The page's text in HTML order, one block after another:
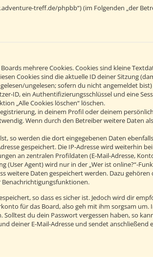
treff.de/phpbb“) (im Folgenden „der
mehrere Cookies. Cookies sind kleine
Cookies sind die aktuelle ID deiner Sitzung
ungelesen; sofern du nicht angemeldet
ID, ein Authentifizierungsschlüssel und eine
„Alle Cookies löschen“ löschen.
in deinem Profil oder deinem
Wenn durch den Betreiber weitere Daten
so werden die dort eingegebenen Daten
gespeichert. Die IP-Adresse wird weiterhin
an zentralen Profildaten (E-Mail-Adresse,
(User Agent) wird nur in der „Wer ist online?“-
weitere Daten gespeichert werden. Dazu
Benachrichtigungsfunktionen.
so dass es sicher ist. Jedoch wird dir
für das Board, also geh mit ihm sorgsam
du dein Passwort vergessen haben, so
deiner E-Mail-Adresse und sendet